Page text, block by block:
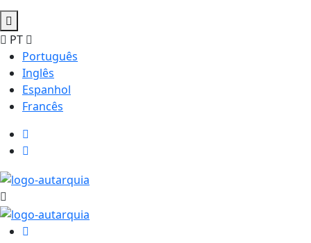
PT
Português
Inglês
Espanhol
Francês